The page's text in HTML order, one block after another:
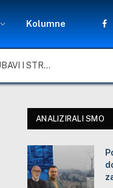
Kolumne
NIŠ I VEČITI PROBLEM PASA LUTALICA: IZMEĐU LJUBAVI I STRAHA OD ŽIVOTINJA, UZ IGNORISANJE SOPSTVENIH PROPISA
ANALIZIRALI SMO